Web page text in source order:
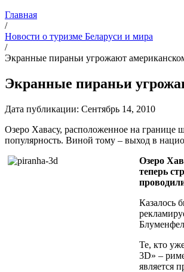
Главная
/
Новости о туризме Беларуси и мира
/
Экранные пираньи угрожают
Экранные пираньи
Дата публикации: Сентябрь 14, 2010
Озеро Хавасу, расположенное на границе
популярность. Виной тому – выход в
Озеро
теперь
Казалось
Те, кто
3D» –
является